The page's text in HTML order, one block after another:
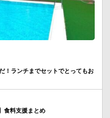
！ランチまでセットでとってもお
食料支援まとめ